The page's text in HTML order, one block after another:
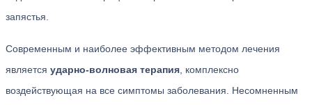
запястья.
Современным и наиболее эффективным методом лечения
является ударно-волновая терапия , комплексно
воздействующая на все симптомы заболевания. Несомненным